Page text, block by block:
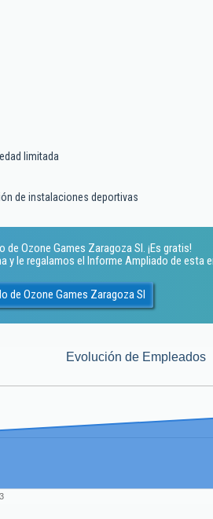
limitada
de instalaciones deportivas
de Ozone Games Zaragoza Sl. ¡Es gratis!
y le regalamos el Informe Ampliado de esta
de Ozone Games Zaragoza Sl
Evolución de Empleados